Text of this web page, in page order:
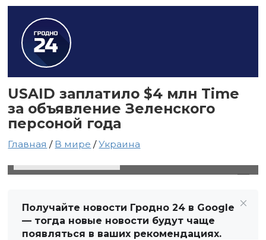
USAID заплатило $4 млн Time
за объявление Зеленского
персоной года
Главная / В мире /Украина
Получайте новости Гродно 24 в Google
— тогда новые новости будут чаще
появляться в ваших рекомендациях.